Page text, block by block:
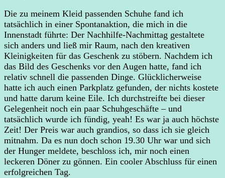
Die zu meinem Kleid passenden Schuhe fand ich
tatsächlich in einer Spontanaktion, die mich in die
Innenstadt führte: Der Nachhilfe-Nachmittag gestaltete
sich anders und ließ mir Raum, nach den kreativen
Kleinigkeiten für das Geschenk zu stöbern. Nachdem ich
das Bild des Geschenks vor den Augen hatte, fand ich
relativ schnell die passenden Dinge. Glücklicherweise
hatte ich auch einen Parkplatz gefunden, der nichts kostete
und hatte darum keine Eile. Ich durchstreifte bei dieser
Gelegenheit noch ein paar Schuhgeschäfte – und
tatsächlich wurde ich fündig, yeah! Es war ja auch höchste
Zeit! Der Preis war auch grandios, so dass ich sie gleich
mitnahm. Da es nun doch schon 19.30 Uhr war und sich
der Hunger meldete, beschloss ich, mir noch einen
leckeren Döner zu gönnen. Ein cooler Abschluss für einen
erfolgreichen Tag.